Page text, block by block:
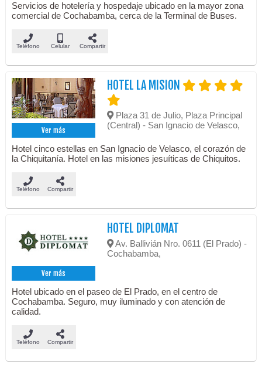
Servicios de hotelería y hospedaje ubicado en la mayor zona
comercial de Cochabamba, cerca de la Terminal de Buses.
Teléfono Celular Compartir
Ver más
HOTEL LA MISION
Plaza 31 de Julio, Plaza Principal
(Central) - San Ignacio de Velasco,
Hotel cinco estellas en San Ignacio de Velasco, el corazón de
la Chiquitanía. Hotel en las misiones jesuíticas de Chiquitos.
Teléfono Compartir
Ver más
HOTEL DIPLOMAT
Av. Ballivián Nro. 0611 (El Prado) -
Cochabamba,
Hotel ubicado en el paseo de El Prado, en el centro de
Cochabamba. Seguro, muy iluminado y con atención de
calidad.
Teléfono Compartir